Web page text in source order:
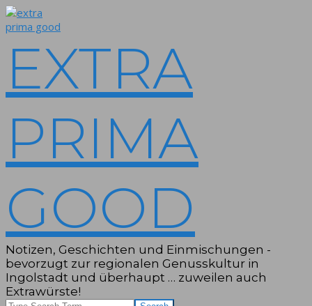
Skip
to
EXTRA
PRIMA
GOOD
Notizen, Geschichten und Einmischungen -
bevorzugt zur regionalen Genusskultur in
Ingolstadt und überhaupt … zuweilen auch
Extrawürste!